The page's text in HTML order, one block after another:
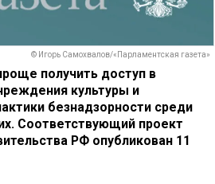
© Игорь Самохвалов/«Парламентская газета»
получить доступ в
культуры и
безнадзорности среди
Соответствующий проект
РФ опубликован 11